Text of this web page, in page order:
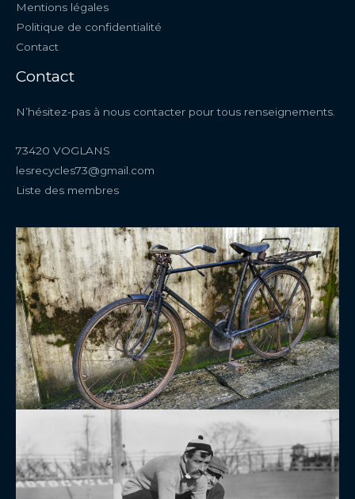
Mentions légales
Politique de confidentialité
Contact
Contact
N’hésitez-pas à nous contacter pour tous renseignements.
73420 VOGLANS
lesrecycles73@gmail.com
Liste des membres